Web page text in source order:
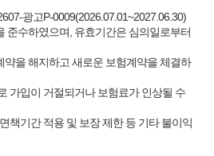
광고P-0009(2026.07.01~2027.06.30)
준수하였으며, 유효기간은 심의일로부터
을 해지하고 새로운 보험계약을 체결하
가입이 거절되거나 보험료가 인상될 수
책기간 적용 및 보장 제한 등 기타 불이익